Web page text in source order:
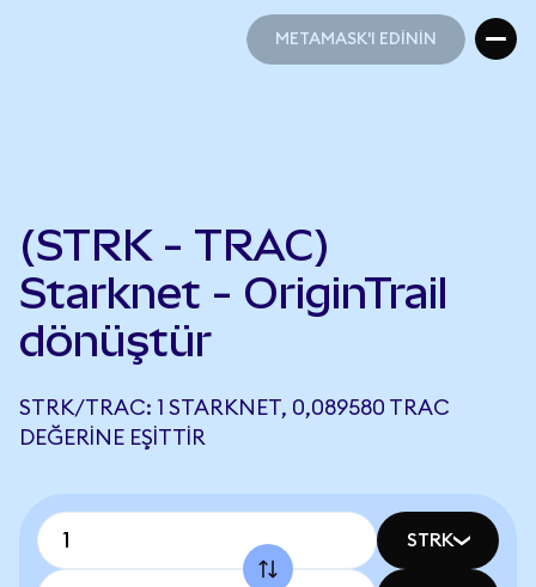
METAMASK'I EDİNİN
(STRK - TRAC)
Starknet - OriginTrail
dönüştür
STRK/TRAC: 1 STARKNET, 0,089580 TRAC
DEĞERINE EŞITTIR
STRK